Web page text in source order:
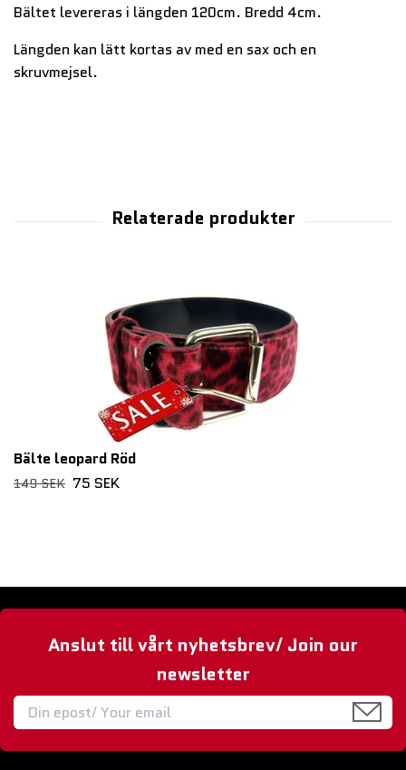
Bältet levereras i längden 120cm. Bredd 4cm.
Längden kan lätt kortas av med en sax och en
skruvmejsel.
Bälte leopard Röd
149 SEK 75 SEK
Anslut till vårt nyhetsbrev/ Join our
newsletter